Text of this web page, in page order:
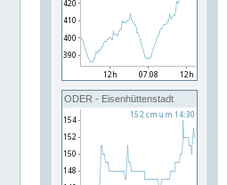
ODER - Eisenhüttenstadt